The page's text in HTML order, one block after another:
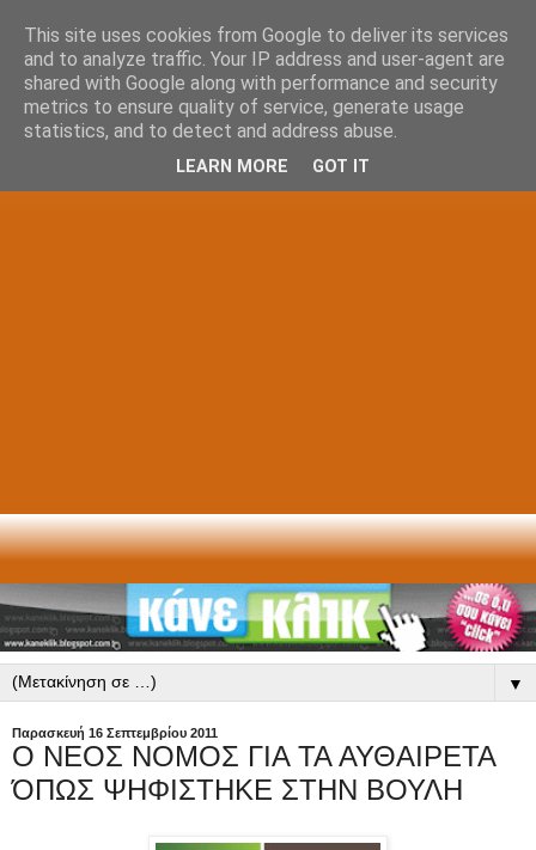
▼
Παρασκευή 16 Σεπτεμβρίου 2011
Ο ΝΕΟΣ ΝΟΜΟΣ ΓΙΑ ΤΑ ΑΥΘΑΙΡΕΤΑ
ΌΠΩΣ ΨΗΦΙΣΤΗΚΕ ΣΤΗΝ ΒΟΥΛΗ
This site uses cookies from Google to deliver its services
and to analyze traffic. Your IP address and user-agent are
shared with Google along with performance and security
metrics to ensure quality of service, generate usage
statistics, and to detect and address abuse.
LEARN MORE GOT IT